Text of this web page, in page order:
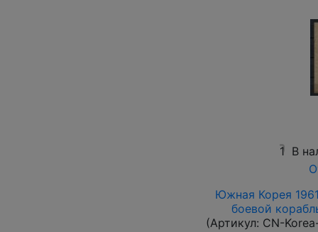
1 В
Южная Корея
боевой
(Артикул: CN-